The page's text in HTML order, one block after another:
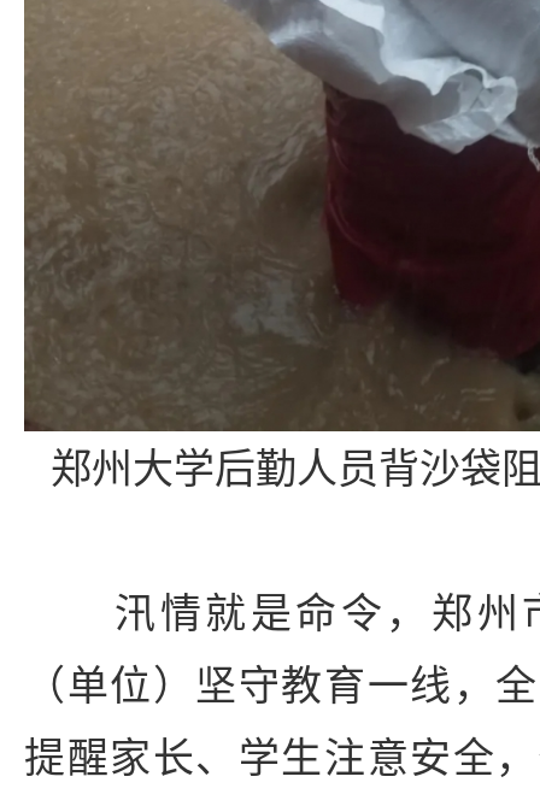
郑州大学后勤人员背沙袋
汛情就是命令，郑州
（单位）坚守教育一线，
提醒家长、学生注意安全